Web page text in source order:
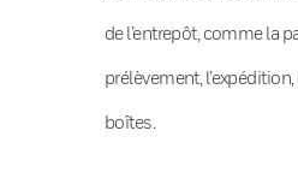
de l’entrepôt, comme la
prélèvement,
boîtes.